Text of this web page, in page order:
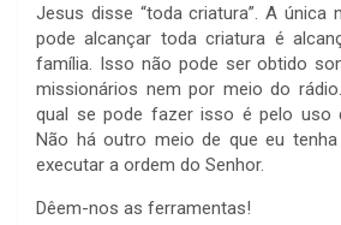
Jesus disse “toda criatura”. A única
pode alcançar toda criatura é
família. Isso não pode ser obtido
missionários nem por meio do
qual se pode fazer isso é pelo uso
Não há outro meio de que eu
executar a ordem do Senhor.
Dêem-nos as ferramentas!